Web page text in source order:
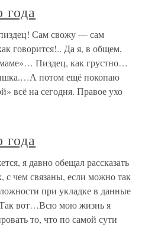
года
Сам свожу — сам
говорится!.. Да я, в общем,
Пиздец, как грустно…
потом ещё покопаю
всё на сегодня. Правое ухо
года
я давно обещал рассказать
с чем связаны, если можно так
при укладке в данные
Так вот…Всю мою жизнь я
то, что по самой сути